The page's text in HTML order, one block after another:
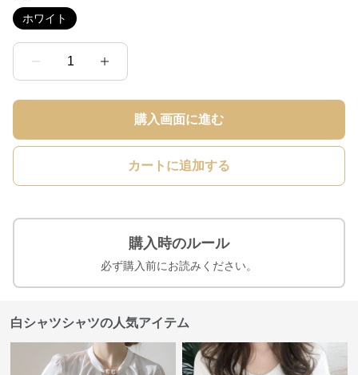
ホワイト
1
購入画面に進む
カートに追加する
購入時のルール
必ず購入前にお読みください。
白シャツシャツの人気アイテム